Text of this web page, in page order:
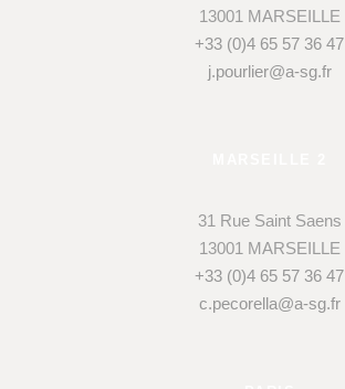
13001 MARSEILLE
+33 (0)4 65 57 36 47
j.pourlier@a-sg.fr
31 Rue Saint Saens
13001 MARSEILLE
+33 (0)4 65 57 36 47
c.pecorella@a-sg.fr